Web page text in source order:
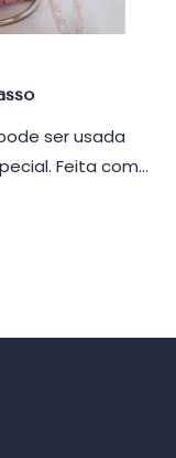
ser usada
Feita com…